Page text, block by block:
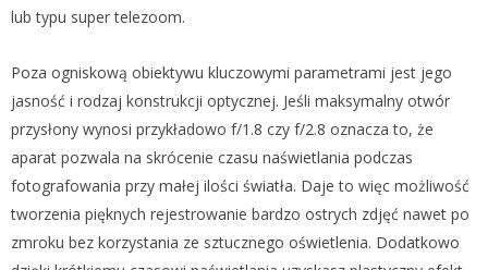
lub typu super telezoom.
Poza ogniskową obiektywu kluczowymi parametrami jest jego
jasność i rodzaj konstrukcji optycznej. Jeśli maksymalny otwór
przysłony wynosi przykładowo f/1.8 czy f/2.8 oznacza to, że
aparat pozwala na skrócenie czasu naświetlania podczas
fotografowania przy małej ilości światła. Daje to więc możliwość
tworzenia pięknych rejestrowanie bardzo ostrych zdjęć nawet po
zmroku bez korzystania ze sztucznego oświetlenia. Dodatkowo